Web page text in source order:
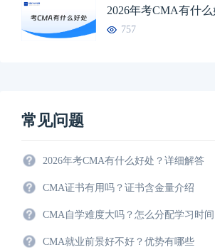
2026年考CMA有什
757
常见问题
2026年考CMA有什么好处？详细解答
CMA证书有用吗？证书含金量介绍
CMA自学难度大吗？怎么分配学习时间
CMA就业前景好不好？优势有哪些